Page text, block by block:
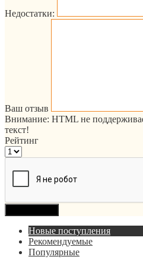
Недостатки:
Ваш отзыв
Внимание: HTML не
текст!
Рейтинг
Новые поступления
Рекомендуемые
Популярные